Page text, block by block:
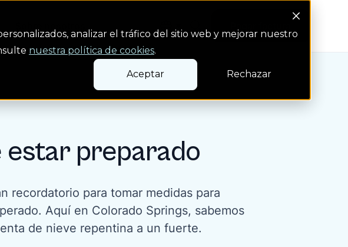
analizar el tráfico del sitio web y mejorar nuestro
nuestra política de cookies.
Aceptar Rechazar
Pagar factura
estar preparado
recordatorio para tomar medidas para
Aquí en Colorado Springs, sabemos
de nieve repentina a un fuerte.